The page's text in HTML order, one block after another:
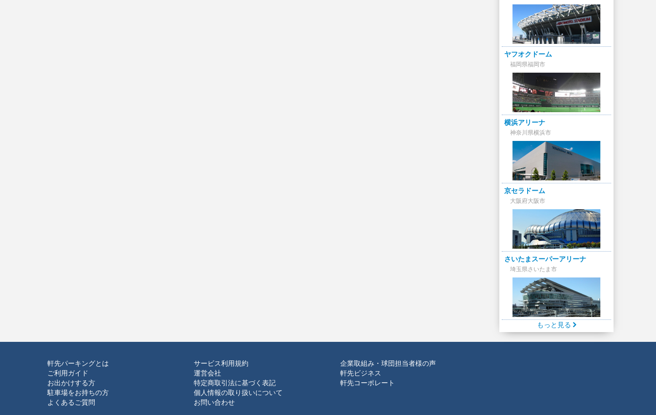
ヤフオクドーム
福岡県福岡市
横浜アリーナ
神奈川県横浜市
京セラドーム
大阪府大阪市
さいたまスーパーアリーナ
埼玉県さいたま市
もっと見る
軒先パーキングとは
ご利用ガイド
お出かけする方
駐車場をお持ちの方
よくあるご質問
サービス利用規約
運営会社
特定商取引法に基づく表記
個人情報の取り扱いについて
お問い合わせ
企業取組み・球団担当者様の声
軒先ビジネス
軒先コーポレート